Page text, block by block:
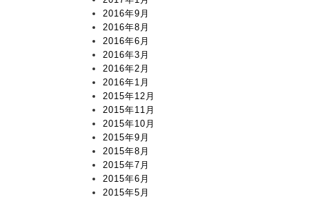
2016年9月
2016年8月
2016年6月
2016年3月
2016年2月
2016年1月
2015年12月
2015年11月
2015年10月
2015年9月
2015年8月
2015年7月
2015年6月
2015年5月